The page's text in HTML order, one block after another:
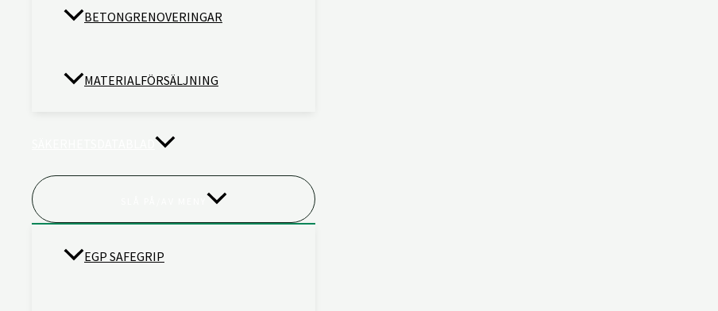
BETONGRENOVERINGAR
MATERIALFÖRSÄLJNING
EGP SAFEGRIP